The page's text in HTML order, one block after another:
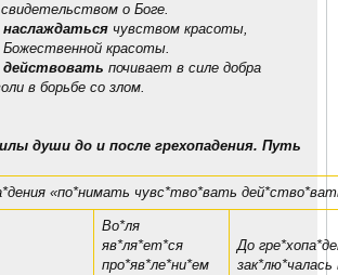
о Боге.
наслаждаться чувством красоты,
Божественной красоты.
действовать почивает в силе добра
в борьбе со злом.
души до и после грехопадения. Путь
«по*нимать чувс*тво*вать
Во*ля
яв*ля*ет*ся
про*яв*ле*ни*ем
До
зак*лю*чалась